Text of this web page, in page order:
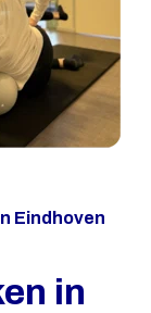
Eindhoven
in